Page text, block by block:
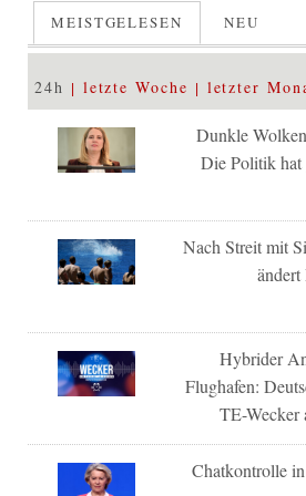
MEISTGELESEN NEU
24h letzte Woche letzter
Dunkle
Die Politik hat
Nach Streit mit
Hybrider
Flughafen:
TE-Wecker
Chatkontrolle